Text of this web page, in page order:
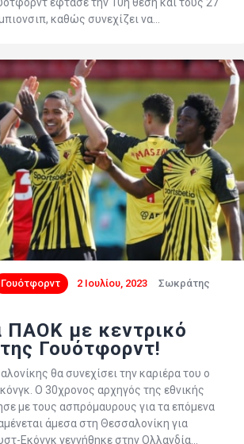
έφτασε την 10η θέση και τους 27
καθώς συνεχίζει να…
Γουότφορντ 2 Ιουλίου, 2023
Σωκράτης
ΠΑΟΚ με κεντρικό
Γουότφορντ!
θα συνεχίσει την καριέρα του ο
Ο 30χρονος αρχηγός της εθνικής
με τους ασπρόμαυρους για τα επόμενα
άμεσα στη Θεσσαλονίκη για
Εκόνγκ γεννήθηκε στην Ολλανδία…